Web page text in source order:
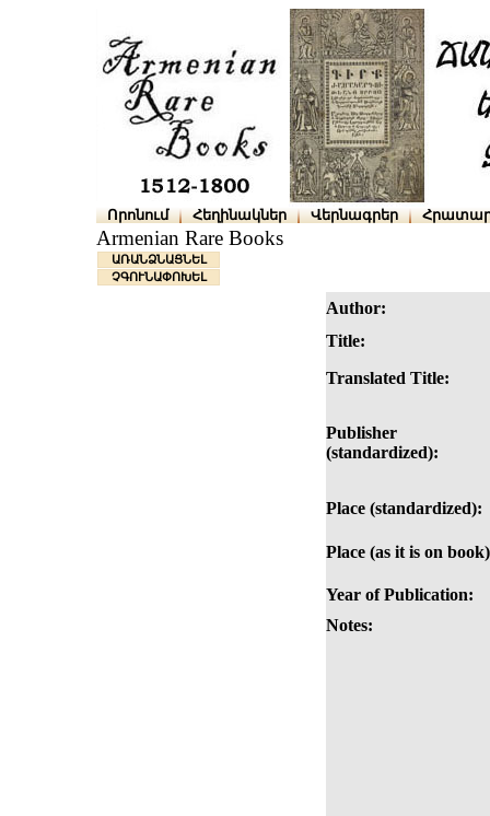
Որոնում Հեղինակներ Վերնագրեր
Armenian Rare Books
ԱՌԱՆՁՆԱՑՆԵԼ
ՉԳՈՒՆԱՓՈԽԵԼ
Author:
Title:
Translated Title:
Publisher
(standardized):
Place (standardized):
Place (as it is on
Year of Publication:
Notes: